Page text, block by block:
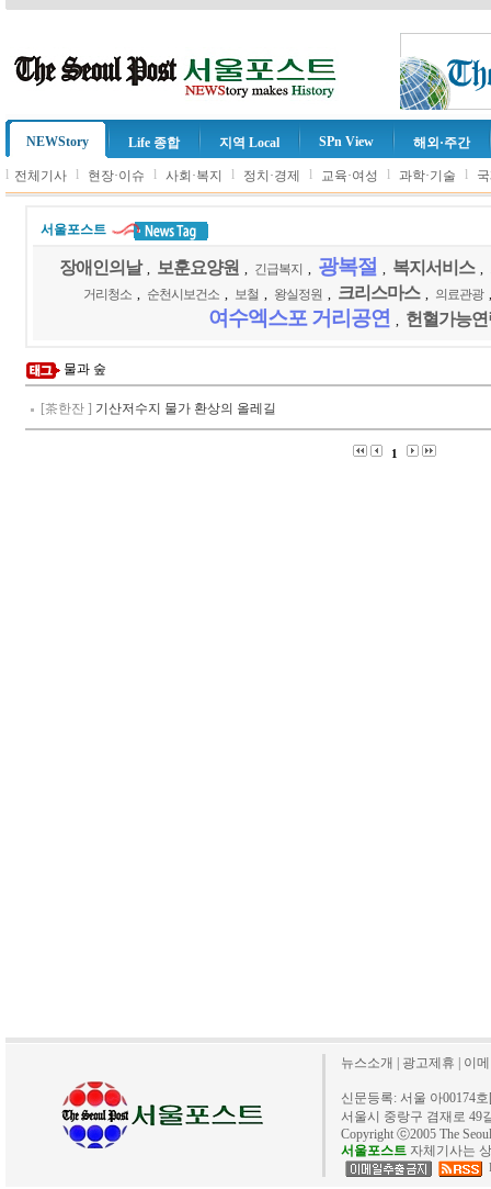
NEWStory Life 종합 지역 Local SPn View 해외·주간
l 전체기사 l 현장·이슈 l 사회·복지 l 정치·경제 l 교육·여성 l 과학·기술 l
서울포스트
장애인의날 보훈요양원 긴급복지 광복절 복지서비스
거리청소
순천시보건소 보철 왕실정원 크리스마스 의료관광
여수엑스포 거리공연 헌혈가능연
물과 숲
[茶한잔 ] 기산저수지 물가 환상의 올레길
1
뉴스소개 광고제휴 이
신문등록: 서울 아00174
서울시 중랑구 겸재로 49
Copyright ⓒ2005 The
서울포스트 자체기사는